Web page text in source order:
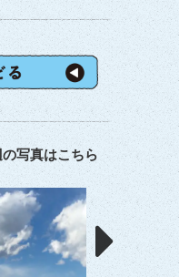
写真はこちら